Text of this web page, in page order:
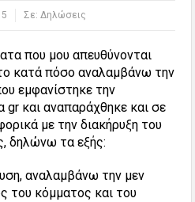
Σε:Δηλώσεις
που μου απευθύνονται
κατά πόσο αναλαμβάνω την
εμφανίστηκε την
και αναπαράχθηκε και σε
με την διακήρυξη του
δηλώνω τα εξής:
αναλαμβάνω την μεν
του κόμματος και του